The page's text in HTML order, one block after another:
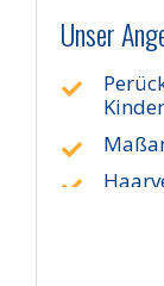
Unser
Kinder